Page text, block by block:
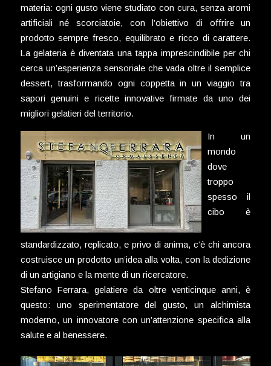
materia: ogni gusto viene studiato con cura, senza aromi
artificiali né scorciatoie, con l’obiettivo di offrire un
prodotto sempre fresco, equilibrato e ricco di carattere.
La gelateria è diventata una tappa imprescindibile per chi
cerca un’esperienza sensoriale che vada oltre il semplice
dessert, trasformando ogni coppetta in un viaggio tra
sapori genuini e ricette innovative firmate da uno dei
migliori gelatieri del territorio.
In un
mondo
dove
troppo
spesso il
cibo è
standardizzato, replicato, e privo di anima, c’è chi ancora
costruisce un prodotto un’idea alla volta, con la dedizione
di un artigiano e la mente di un ricercatore.
Stefano Ferrara, gelatiere da oltre venticinque anni, è
questo: uno sperimentatore del gusto, un alchimista
moderno, un innovatore con un’attenzione specifica alla
salute e al benessere.